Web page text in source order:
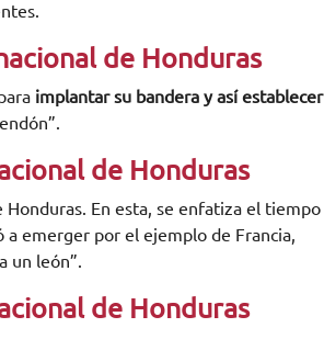
de Honduras
implantarsu bandera y así establecer
de Honduras
En esta, se enfatiza el tiempo
emerger por el ejemplo de Francia,
un león”.
de Honduras